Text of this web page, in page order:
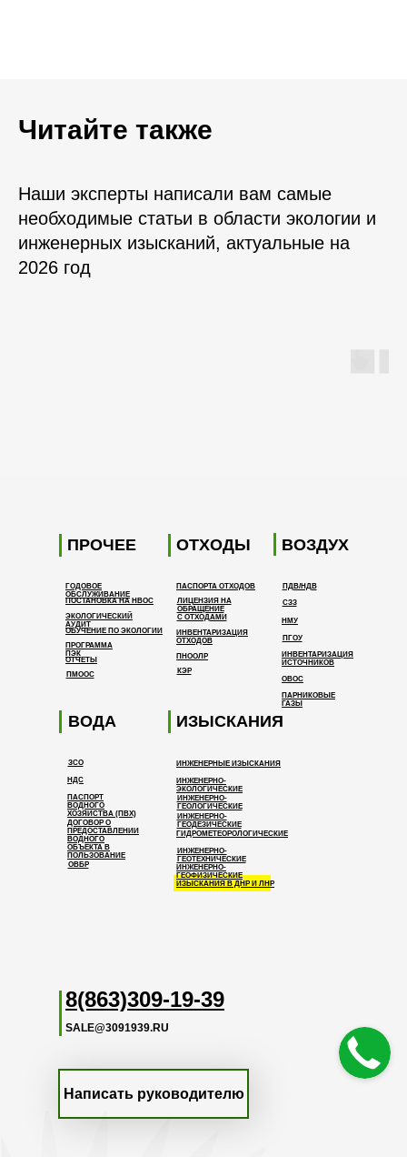
Читайте также
Наши эксперты написали вам самые
необходимые статьи в области экологии и
инженерных изысканий, актуальные на
2026 год
ПРОЧЕЕ
ГОДОВОЕ
ОБСЛУЖИВАНИЕ
ОТХОДЫ ВОЗДУХ
ВОДА
ПОСТАНОВКА НА НВОС
ОБУЧЕНИЕ ПО ЭКОЛОГИИ
ЭКОЛОГИЧЕСКИЙ
АУДИТ
ПРОГРАММА
ПЭК
ОТЧЕТЫ
ПМООС
ПАСПОРТА ОТХОДОВ
ЛИЦЕНЗИЯ НА
ОБРАЩЕНИЕ
С ОТХОДАМИ
ПНООЛР
ИНВЕНТАРИЗАЦИЯ
ОТХОДОВ
ПДВ/НДВ
СЗЗ
НМУ
ПГОУ
ИНВЕНТАРИЗАЦИЯ
ИСТОЧНИКОВ
ОВОС
ЗСО
НДС
ПАСПОРТ
ВОДНОГО
ХОЗЯЙСТВА (ПВХ)
ДОГОВОР О
ПРЕДОСТАВЛЕНИИ
ВОДНОГО
ОБЪЕКТА В
ПОЛЬЗОВАНИЕ
ИЗЫСКАНИЯ
ИНЖЕНЕРНО-
ЭКОЛОГИЧЕСКИЕ
ИНЖЕНЕРНО-
ГЕОЛОГИЧЕСКИЕ
ИНЖЕНЕРНО-
ГЕОДЕЗИЧЕСКИЕ
ГИДРОМЕТЕОРОЛОГИЧЕСКИЕ
ИНЖЕНЕРНО-
ГЕОТЕХНИЧЕСКИЕ
ИНЖЕНЕРНО-
ГЕОФИЗИЧЕСКИЕ
ИНЖЕНЕРНЫЕ ИЗЫСКАНИЯ
ИЗЫСКАНИЯ В ДНР И ЛНР
ПАРНИКОВЫЕ
ГАЗЫ
КЭР
ОВБР
8(863)309-19-39
SALE@3091939.RU
Написать руководителю